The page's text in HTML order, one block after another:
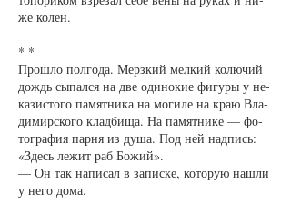
же ко­лен.
* *
Про­шло по­лго­да. Мерз­кий мел­кий ко­лю­чий
до­ждь сы­пал­ся на две оди­но­кие фи­гу­ры у не­
ка­зис­то­го па­мят­ни­ка на мо­ги­ле на краю Вла­
ди­мир­ско­го клад­би­ща. На па­мят­ни­ке — фо­
то­гра­фия пар­ня из ду­ша. Под ней над­пись:
«Здесь ле­жит раб Бо­жий».
— Он так на­пи­сал в за­пис­ке, ко­то­рую на­шли
у не­го до­ма.